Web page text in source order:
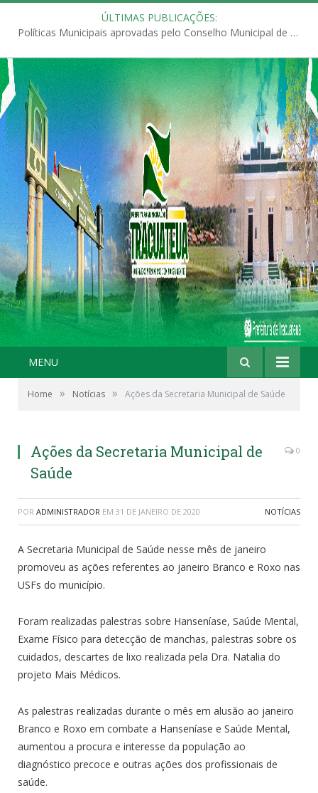
ÚLTIMAS PUBLICAÇÕES:
Políticas Municipais aprovadas pelo Conselho Municipal de Educação (CME)
MENU
Home » Notícias » Ações da Secretaria Municipal de Saúde
Ações da Secretaria Municipal de
Saúde
0
POR ADMINISTRADOR EM 31 DE JANEIRO DE 2020 NOTÍCIAS
A Secretaria Municipal de Saúde nesse mês de janeiro
promoveu as ações referentes ao janeiro Branco e Roxo nas
USFs do município.
Foram realizadas palestras sobre Hanseníase, Saúde Mental,
Exame Físico para detecção de manchas, palestras sobre os
cuidados, descartes de lixo realizada pela Dra. Natalia do
projeto Mais Médicos.
As palestras realizadas durante o mês em alusão ao janeiro
Branco e Roxo em combate a Hanseníase e Saúde Mental,
aumentou a procura e interesse da população ao
diagnóstico precoce e outras ações dos profissionais de
saúde.